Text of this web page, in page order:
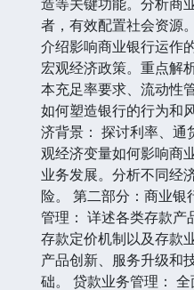
者，有效配置社会资源
介绍影响商业银行运作
宏观经济政策。重点解
本充足率要求、流动性
如何塑造银行的行为和
济背景： 探讨利率、通
观经济变量如何影响商
业务发展。分析不同经
险。 第二部分：商业银
管理： 详述各类存款产
存款定价机制以及存款
产品创新、服务升级和
础。 贷款业务管理：